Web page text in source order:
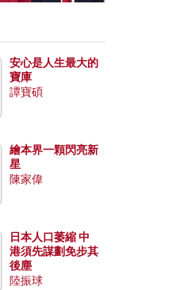
安心是人生最大的
寶庫
譚寶碩
繪本界一顆閃亮新
星
陳家偉
日本人口萎縮 中
港須先謀劃免步其
後塵
陸振球